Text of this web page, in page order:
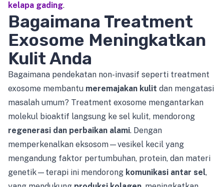
kelapa gading.
Bagaimana Treatment
Exosome Meningkatkan
Kulit Anda
Bagaimana pendekatan non-invasif seperti treatment
exosome membantu meremajakan kulit dan mengatasi
masalah umum? Treatment exosome mengantarkan
molekul bioaktif langsung ke sel kulit, mendorong
regenerasi dan perbaikan alami. Dengan
memperkenalkan eksosom—vesikel kecil yang
mengandung faktor pertumbuhan, protein, dan materi
genetik—terapi ini mendorong komunikasi antar sel,